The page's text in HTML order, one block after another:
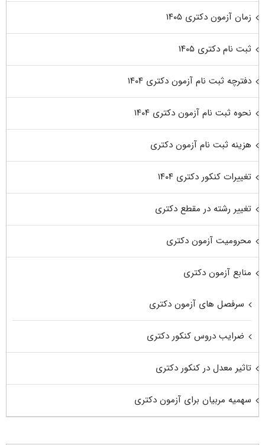
زمان آزمون دکتری ۱۴۰۵
ثبت نام دکتری ۱۴۰۵
دفترچه ثبت نام آزمون دکتری ۱۴۰۴
نحوه ثبت نام آزمون دکتری ۱۴۰۴
هزینه ثبت نام آزمون دکتری
تغییرات کنکور دکتری ۱۴۰۴
تغییر رشته در مقطع دکتری
محرومیت آزمون دکتری
منابع آزمون دکتری
سرفصل های آزمون دکتری
ضرایب دروس کنکور دکتری
تاثیر معدل در کنکور دکتری
سهمیه مربیان برای آزمون دکتری